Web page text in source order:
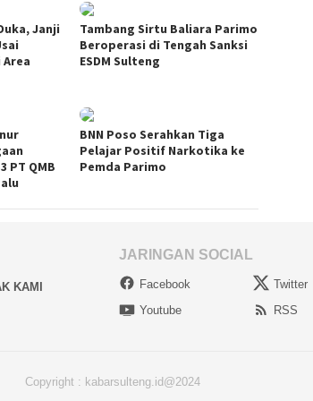
Janji
Tambang Sirtu Baliara Parimo
Beroperasi di Tengah Sanksi
ESDM Sulteng
PT QMB
BNN Poso Serahkan Tiga
Pelajar Positif Narkotika ke
Pemda Parimo
KAMI
JARINGAN SOCIAL
Facebook Twitter
Youtube
RSS
Copyright : kabarsulteng.id@2024